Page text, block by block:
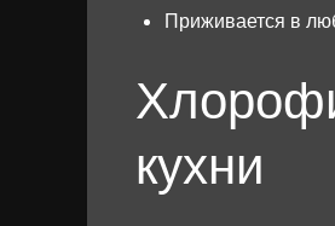
Приживается в
кухни